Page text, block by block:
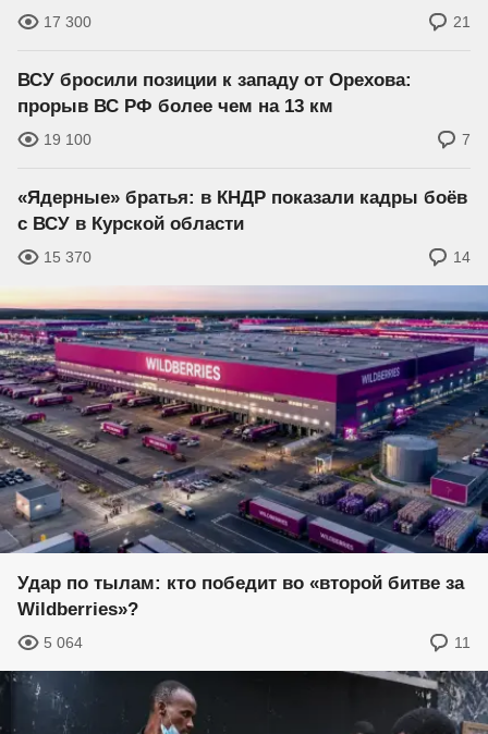
17 300 21
ВСУ бросили позиции к западу от Орехова:
прорыв ВС РФ более чем на 13 км
19 100 7
«Ядерные» братья: в КНДР показали кадры боёв
с ВСУ в Курской области
15 370 14
Удар по тылам: кто победит во «второй битве за
Wildberries»?
5 064 11